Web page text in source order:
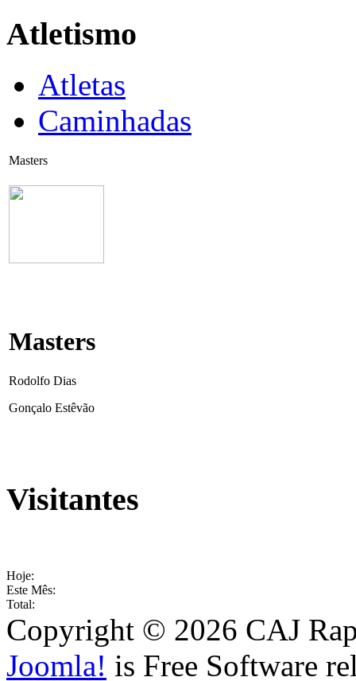
Atletismo
Atletas
Caminhadas
Masters
Masters
Rodolfo Dias
Gonçalo Estêvão
Visitantes
Hoje:
Este Mês:
Total:
Copyright © 2026 CAJ
Joomla! is Free Software